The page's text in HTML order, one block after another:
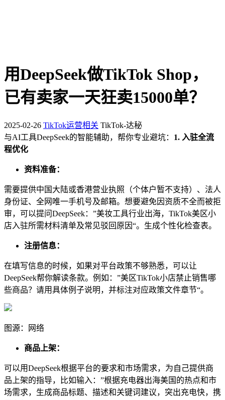
用DeepSeek做TikTok Shop，
已有卖家一天狂卖15000单？
2025-02-26 TikTok运营相关 TikTok-达秘
与AI工具DeepSeek的智能辅助，帮你专业避坑： 1. 入驻全流
程优化
资料准备：
需要提供中国大陆或香港营业执照（个体户暂不支持）、法人
身份证、全网唯一手机号及邮箱。想要避免因资质不全而被拒
审，可以提问DeepSeek：”美妆工具行业出海，TikTok美区小
店入驻所需材料清单及常见驳回原因“。生成个性化检查表。
注册信息：
在填写信息的时候，如果对平台政策不够熟悉，可以让
DeepSeek帮你解读条款。例如：”美区TikTok小店禁止销售哪
些商品？请用具体例子说明，并标注对应政策文件章节“。
图源：网络
商品上架：
可以用DeepSeek根据平台的要求和市场需求，为自己提供商
品上架的指导，比如输入：”根据充电器出海美国的热点和市
场需求，生成商品标题、描述和关键词建议，突出充电快，携